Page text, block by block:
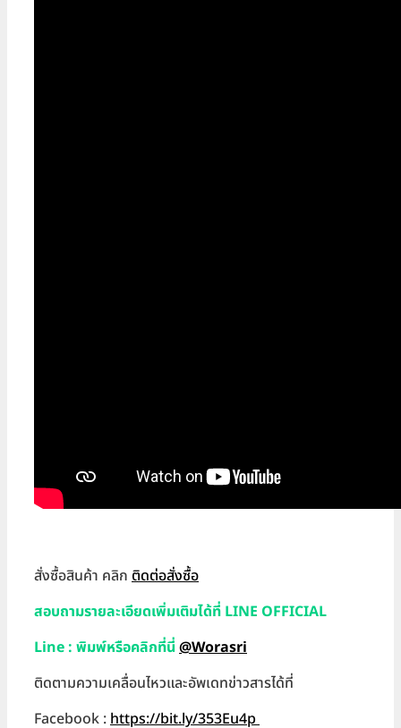
สั่งซื้อสินค้า คลิก ติดต่อสั่งซื้อ
สอบถามรายละเอียดเพิ่มเติมได้ที่ LINE OFFICIAL
Line : พิมพ์หรือคลิกที่นี่ @Worasri
ติดตามความเคลื่อนไหวและอัพเดทข่าวสารได้ที่
Facebook :https://bit.ly/353Eu4p